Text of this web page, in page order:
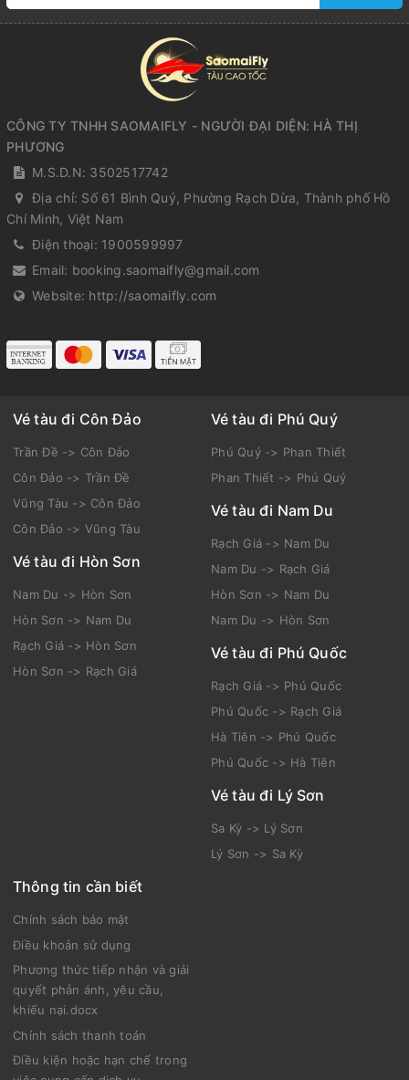
CÔNG TY TNHH SAOMAIFLY - NGƯỜI ĐẠI DIỆN: HÀ THỊ
PHƯƠNG
M.S.D.N: 3502517742
Địa chỉ: Số 61 Bình Quý, Phường Rạch Dừa, Thành phố Hồ
Chí Minh, Việt Nam
Điện thoại: 1900599997
Email: booking.saomaifly@gmail.com
Website: http://saomaifly.com
Vé tàu đi Côn Đảo
Trần Đề -> Côn Đảo
Côn Đảo -> Trần Đề
Vũng Tàu -> Côn Đảo
Côn Đảo -> Vũng Tàu
Vé tàu đi Hòn Sơn
Nam Du -> Hòn Sơn
Hòn Sơn -> Nam Du
Rạch Giá -> Hòn Sơn
Hòn Sơn -> Rạch Giá
Vé tàu đi Phú Quý
Phú Quý -> Phan Thiết
Phan Thiết -> Phú Quý
Vé tàu đi Nam Du
Rạch Giá -> Nam Du
Nam Du -> Rạch Giá
Hòn Sơn -> Nam Du
Nam Du -> Hòn Sơn
Vé tàu đi Phú Quốc
Rạch Giá -> Phú Quốc
Phú Quốc -> Rạch Giá
Hà Tiên -> Phú Quốc
Phú Quốc -> Hà Tiên
Vé tàu đi Lý Sơn
Sa Kỳ -> Lý Sơn
Lý Sơn -> Sa Kỳ
Thông tin cần biết
Chính sách bảo mật
Điều khoản sử dụng
Phương thức tiếp nhận và giải
quyết phản ánh, yêu cầu,
khiếu nại.docx
Chính sách thanh toán
Điều kiện hoặc hạn chế trong